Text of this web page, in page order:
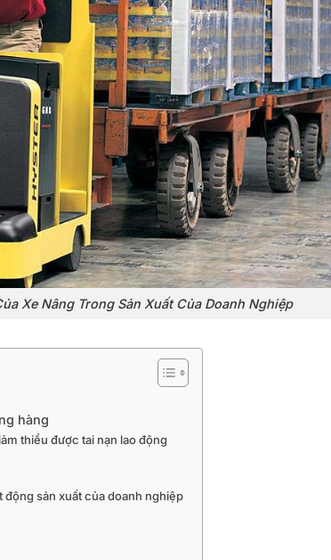
Xe Nâng Trong Sản Xuất Của Doanh Nghiệp
hàng
thiểu được tai nạn lao động
động sản xuất của doanh nghiệp